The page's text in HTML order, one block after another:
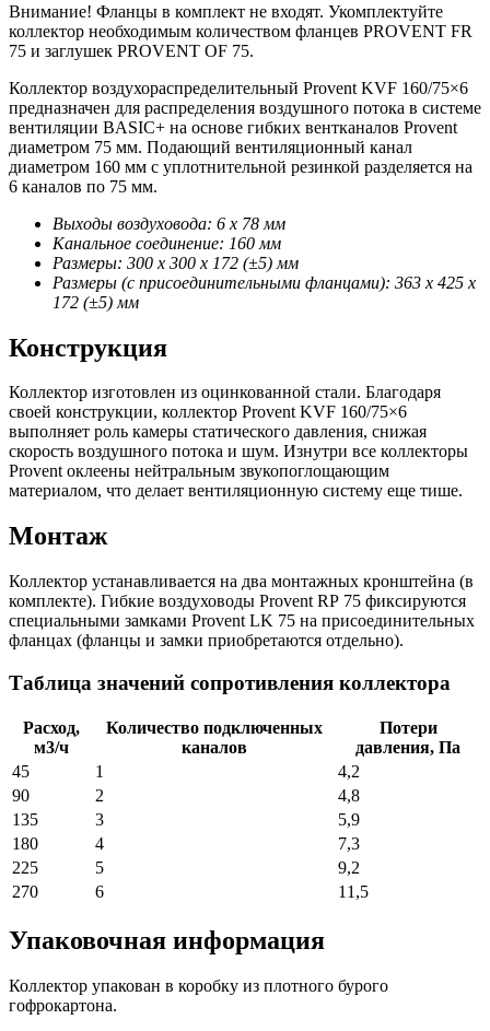
Внимание! Фланцы в комплект не входят. Укомплектуйте
коллектор необходимым количеством фланцев PROVENT FR
75 и заглушек PROVENT OF 75.
Коллектор воздухораспределительный Provent KVF 160/75×6
предназначен для распределения воздушного потока в системе
вентиляции BASIC+ на основе гибких вентканалов Provent
диаметром 75 мм. Подающий вентиляционный канал
диаметром 160 мм с уплотнительной резинкой разделяется на
6 каналов по 75 мм.
Выходы воздуховода: 6 х 78 мм
Канальное соединение: 160 мм
Размеры: 300 х 300 х 172 (±5) мм
Размеры (с присоединительными фланцами): 363 х 425 х
172 (±5) мм
Конструкция
Коллектор изготовлен из оцинкованной стали. Благодаря
своей конструкции, коллектор Provent KVF 160/75×6
выполняет роль камеры статического давления, снижая
скорость воздушного потока и шум. Изнутри все коллекторы
Provent оклеены нейтральным звукопоглощающим
материалом, что делает вентиляционную систему еще тише.
Монтаж
Коллектор устанавливается на два монтажных кронштейна (в
комплекте). Гибкие воздуховоды Provent RP 75 фиксируются
специальными замками Provent LK 75 на присоединительных
фланцах (фланцы и замки приобретаются отдельно).
Таблица значений сопротивления коллектора
Расход,
м3/ч
Количество подключенных
каналов
Потери
давления, Па
45
1
4,2
90
2
4,8
135
3
5,9
180
4
7,3
225
5
9,2
270
6 11,5
Упаковочная информация
Коллектор упакован в коробку из плотного бурого
гофрокартона.